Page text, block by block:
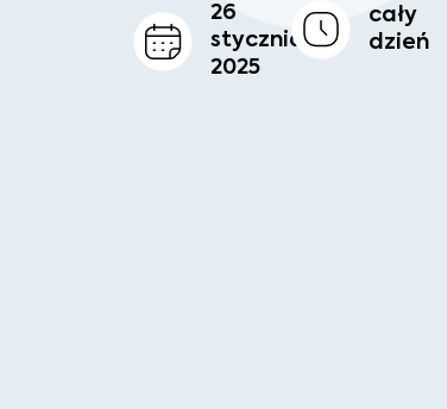
26
stycznia,
2025
cały
dzień